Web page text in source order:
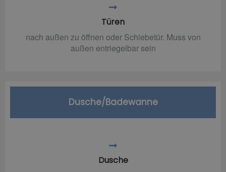
Türen
nach außen zu öffnen oder Schiebetür. Muss von
außen entriegelbar sein
Dusche/Badewanne
Dusche